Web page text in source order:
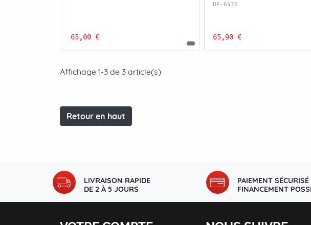
65,00 €
DF-6476
65,90 €
Affichage 1-3 de 3 article(s)
Retour en haut
LIVRAISON RAPIDE
DE 2 À 5 JOURS
PAIEMENT
FINANCEMENT